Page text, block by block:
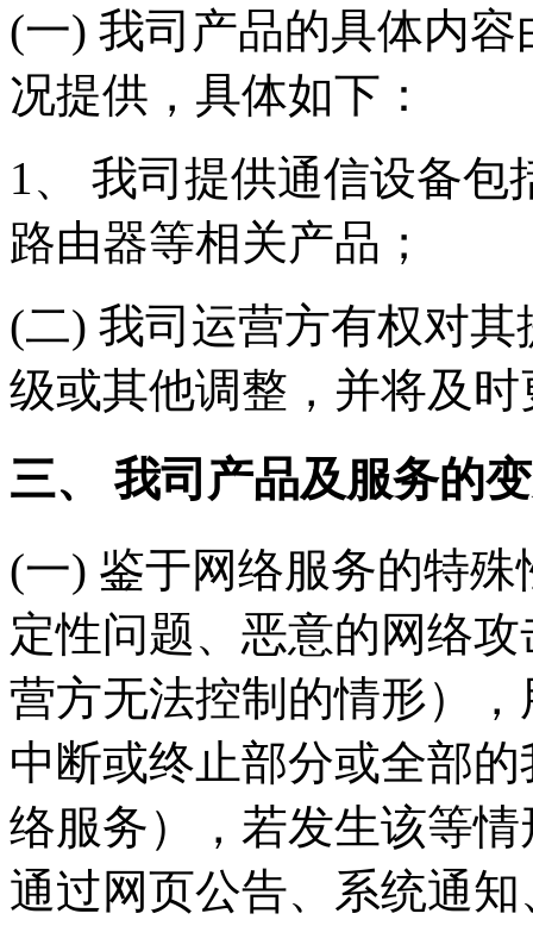
(一) 我司产品的具体内
况提供，具体如下：
1、 我司提供通信设备
路由器等相关产品；
(二) 我司运营方有权对
级或其他调整，并将及
三、 我司产品及服务的
(一) 鉴于网络服务的特
定性问题、恶意的网络
营方无法控制的情形）
中断或终止部分或全部
络服务），若发生该等
通过网页公告、系统通